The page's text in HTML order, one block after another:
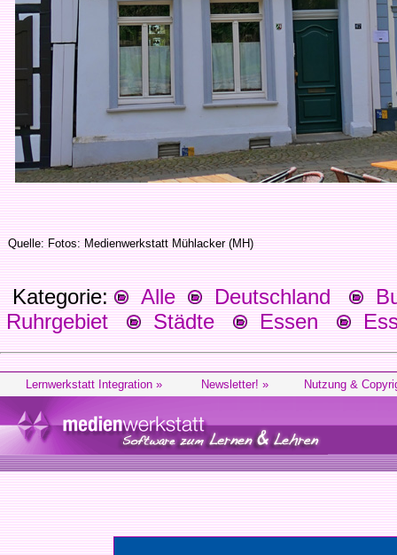
Quelle: Fotos: Medienwerkstatt Mühlacker (MH)
Kategorie: Alle Deutschland
Ruhrgebiet
Städte Essen
Lernwerkstatt Integration » Newsletter! » Nutzung &